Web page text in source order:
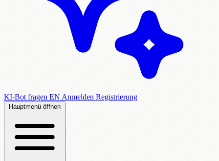
KI-Bot fragen EN Anmelden Registrierung
Hauptmenü öffnen